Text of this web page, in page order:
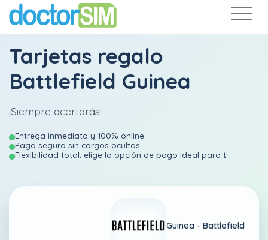
Tarjetas regalo
Battlefield Guinea
¡Siempre acertarás!
Entrega inmediata y 100% online
Pago seguro sin cargos ocultos
Flexibilidad total: elige la opción de pago ideal para ti
Guinea - Battlefield